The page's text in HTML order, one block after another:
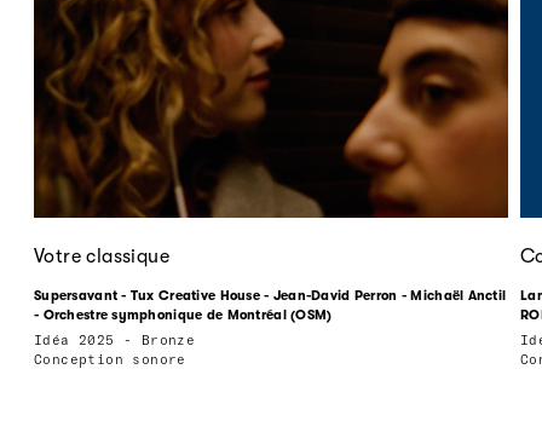
Votre classique
Supersavant - Tux Creative House - Jean-David Perron - Michaël Anctil
- Orchestre symphonique de Montréal (OSM)
Idéa 2025 - Bronze
Conception sonore